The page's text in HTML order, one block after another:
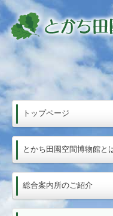
トップページ
とかち田園空間博物館と
総合案内所のご紹介